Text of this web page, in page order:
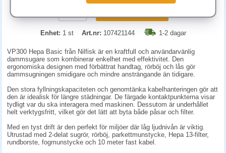
Enhet: 1 st Art.nr: 107421144 1-2 dagar
VP300 Hepa Basic från Nilfisk är en kraftfull och användarvänlig
dammsugare som kombinerar enkelhet med effektivitet. Den
ergonomiska designen med förbättrat handtag, rörböj och lås gör
dammsugningen smidigare och mindre ansträngande än tidigare.
Den stora fyllningskapaciteten och genomtänka kabelhanteringen gör att
den är idealisk för längre städningar. De färgade kontaktpunkterna visar
tydligt var du ska interagera med maskinen. Dessutom är underhållet
helt verktygsfritt, vilket gör det lätt att byta både påsar och filter.
Med en tyst drift är den perfekt för miljöer där låg ljudnivån är viktig.
Utrustad med 2-delat sugrör, rörböj, parkettmunstycke, Hepa 13-filter,
rundborste, fogmunstycke och 10 meter fast kabel.